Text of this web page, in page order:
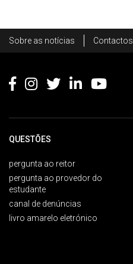
Footer
Sobre as notícias Contactos
QUESTÕES
pergunta ao reitor
pergunta ao provedor do
estudante
canal de denúncias
livro amarelo eletrónico